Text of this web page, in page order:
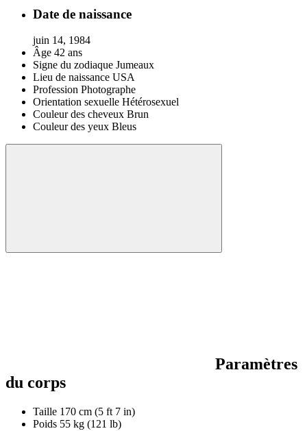
Date de naissance
juin 14, 1984
Âge 42 ans
Signe du zodiaque Jumeaux
Lieu de naissance USA
Profession Photographe
Orientation sexuelle Hétérosexuel
Couleur des cheveux Brun
Couleur des yeux Bleus
Paramètres
du corps
Taille 170 cm (5 ft 7 in)
Poids 55 kg (121 lb)